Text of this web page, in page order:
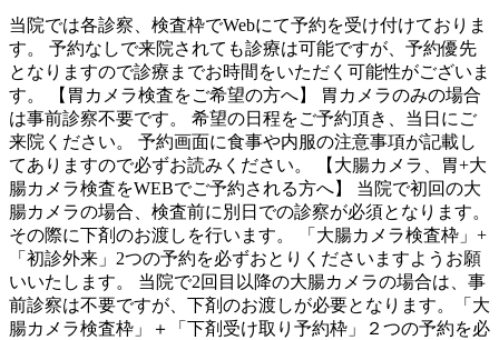
当院では各診察、検査枠でWebにて予約を受け付けておりま
す。 予約なしで来院されても診療は可能ですが、予約優先
となりますので診療までお時間をいただく可能性がございま
す。 【胃カメラ検査をご希望の方へ】 胃カメラのみの場合
は事前診察不要です。 希望の日程をご予約頂き、当日にご
来院ください。 予約画面に食事や内服の注意事項が記載し
てありますので必ずお読みください。 【大腸カメラ、胃+大
腸カメラ検査をWEBでご予約される方へ】 当院で初回の大
腸カメラの場合、検査前に別日での診察が必須となります。
その際に下剤のお渡しを行います。 「大腸カメラ検査枠」+
「初診外来」2つの予約を必ずおとりくださいますようお願
いいたします。 当院で2回目以降の大腸カメラの場合は、事
前診察は不要ですが、下剤のお渡しが必要となります。「大
腸カメラ検査枠」＋「下剤受け取り予約枠」２つの予約を必